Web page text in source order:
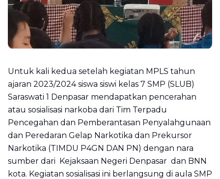
Untuk kali kedua setelah kegiatan MPLS tahun
ajaran 2023/2024 siswa siswi kelas 7 SMP (SLUB)
Saraswati 1 Denpasar mendapatkan pencerahan
atau sosialisasi narkoba dari Tim Terpadu
Pencegahan dan Pemberantasan Penyalahgunaan
dan Peredaran Gelap Narkotika dan Prekursor
Narkotika (TIMDU P4GN DAN PN) dengan nara
sumber dari Kejaksaan Negeri Denpasar dan BNN
kota. Kegiatan sosialisasi ini berlangsung di aula SMP